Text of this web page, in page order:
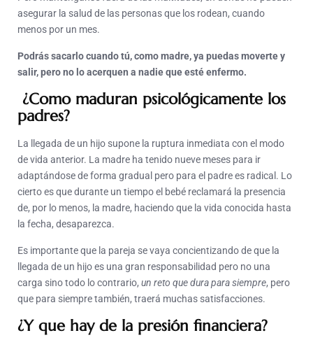
asegurar la salud de las personas que los rodean, cuando
menos por un mes.
Podrás sacarlo cuando tú, como madre, ya puedas moverte y
salir, pero no lo acerquen a nadie que esté enfermo.
¿Como maduran psicológicamente los
padres?
La llegada de un hijo supone la ruptura inmediata con el modo
de vida anterior. La madre ha tenido nueve meses para ir
adaptándose de forma gradual pero para el padre es radical. Lo
cierto es que durante un tiempo el bebé reclamará la presencia
de, por lo menos, la madre, haciendo que la vida conocida hasta
la fecha, desaparezca.
Es importante que la pareja se vaya concientizando de que la
llegada de un hijo es una gran responsabilidad pero no una
carga sino todo lo contrario, un reto que dura para siempre, pero
que para siempre también, traerá muchas satisfacciones.
¿Y que hay de la presión financiera?